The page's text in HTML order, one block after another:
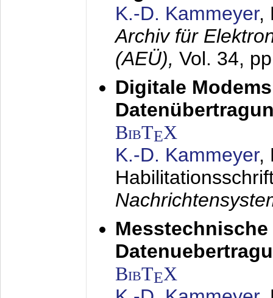
K.-D. Kammeyer,
Archiv für
(AEÜ), Vol. 34,
Digitale
BibTEX
K.-D. Kammeyer,
BibTEX